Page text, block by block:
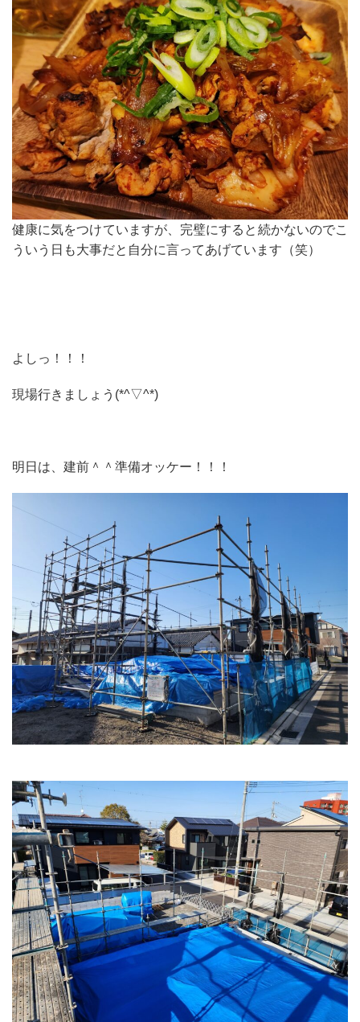
健康に気をつけていますが、完璧にすると続かないのでこ
ういう日も大事だと自分に言ってあげています（笑）
よしっ！！！
現場行きましょう(*^▽^*)
明日は、建前＾＾準備オッケー！！！